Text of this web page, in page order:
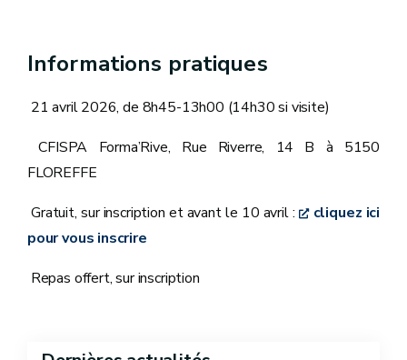
Informations pratiques
21 avril 2026, de 8h45-13h00 (14h30 si visite)
CFISPA Forma’Rive, Rue Riverre, 14 B à 5150
FLOREFFE
Gratuit, sur inscription et avant le 10 avril :
cliquez ici
pour vous inscrire
Repas offert, sur inscription